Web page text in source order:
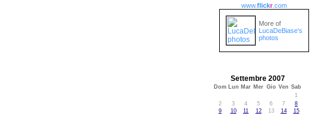
www.flickr.com
More of
LucaDeBiase's
photos
Settembre 2007
Dom Lun Mar Mer Gio Ven Sab
1
2
3 4 5 6 7
8
9
10 11 12 13 14
15